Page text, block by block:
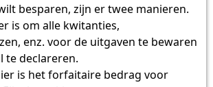
besparen, zijn er twee manieren.
is om alle kwitanties,
enz. voor de uitgaven te bewaren
te declareren.
is het forfaitaire bedrag voor